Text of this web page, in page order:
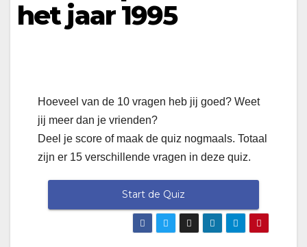
het jaar 1995
Hoeveel van de 10 vragen heb jij goed? Weet
jij meer dan je vrienden?
Deel je score of maak de quiz nogmaals. Totaal
zijn er 15 verschillende vragen in deze quiz.
Start de Quiz